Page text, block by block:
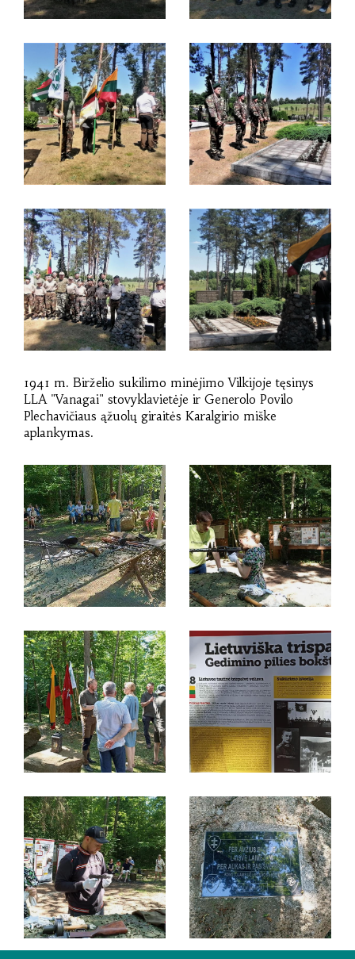
1941 m. Birželio sukilimo minėjimo Vilkijoje tęsinys
LLA "Vanagai" stovyklavietėje ir Generolo Povilo
Plechavičiaus ąžuolų giraitės Karalgirio miške
aplankymas.